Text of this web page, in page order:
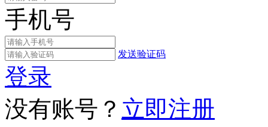
手机号
发送验证码
登录
没有账号？ 立即注册